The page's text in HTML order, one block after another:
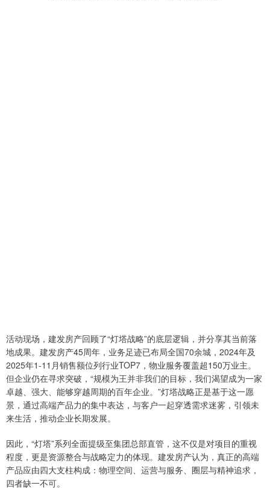
活动现场，建发房产回顾了“灯塔战略”的底层逻辑，并分享其当前落
地成果。建发房产45周年，业务足迹已布局全国70余城，2024年及
2025年1-11月销售额位列行业TOP7，物业服务覆盖超150万业主。
但企业仍在寻求突破，“规模为王并非我们的目标，我们渴望成为一家
卓越、强大、能够穿越周期的百年企业。”灯塔战略正是基于这一愿
景，通过高端产品力的集中表达，与客户一起穿透需求迷雾，引领未
来生活，推动企业长期发展。
因此，“灯塔”系列全面提级至集团总部直管，这不仅是对项目的重视
程度，更是资源整合与战略定力的体现。建发房产认为，真正的高端
产品应由四大支柱构成：物理空间、运营与服务、圈层与精神追求，
四者缺一不可。